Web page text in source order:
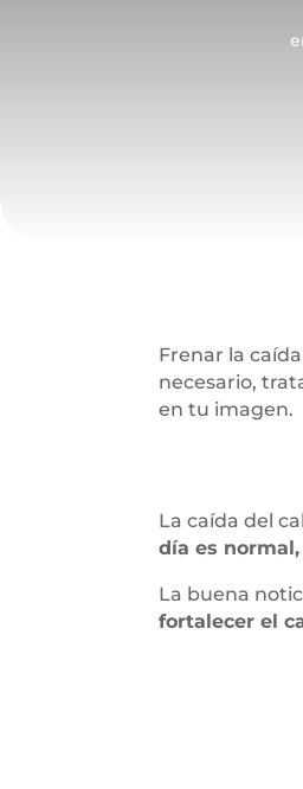
Frenar la
necesario,
en tu imagen.
La caída del
día es
La buena
fortalecer el